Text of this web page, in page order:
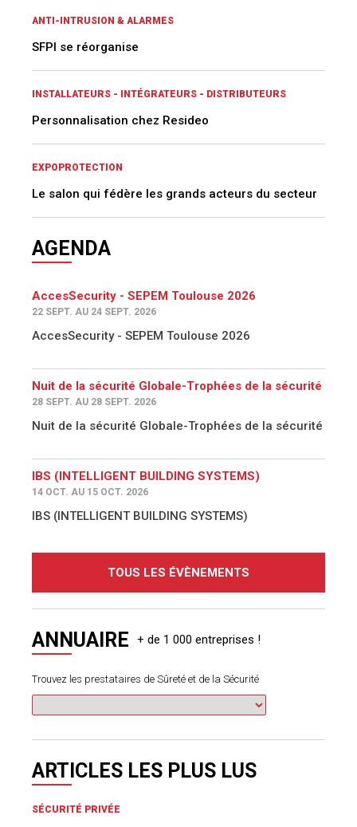
ANTI-INTRUSION & ALARMES
SFPI se réorganise
INSTALLATEURS - INTÉGRATEURS - DISTRIBUTEURS
Personnalisation chez Resideo
EXPOPROTECTION
Le salon qui fédère les grands acteurs du secteur
AGENDA
AccesSecurity - SEPEM Toulouse 2026
22 SEPT. AU 24 SEPT. 2026
AccesSecurity - SEPEM Toulouse 2026
Nuit de la sécurité Globale-Trophées de la sécurité
28 SEPT. AU 28 SEPT. 2026
Nuit de la sécurité Globale-Trophées de la sécurité
IBS (INTELLIGENT BUILDING SYSTEMS)
14 OCT. AU 15 OCT. 2026
IBS (INTELLIGENT BUILDING SYSTEMS)
TOUS LES ÉVÈNEMENTS
ANNUAIRE
Trouvez les prestataires de Sûreté et de la Sécurité
ARTICLES LES PLUS LUS
SÉCURITÉ PRIVÉE